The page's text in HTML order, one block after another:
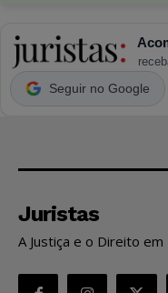
Seguir no Google
Juristas
A Justiça e o Direito em